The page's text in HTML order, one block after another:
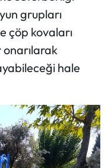
grupları
çöp kovaları
hale